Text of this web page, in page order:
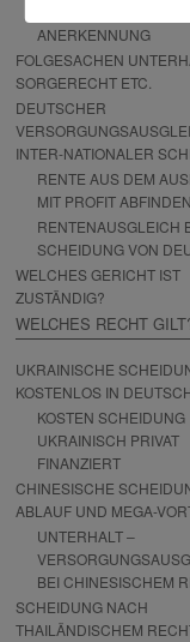
ANERKENNUNG
FOLGESACHEN
SORGERECHT ETC.
DEUTSCHER
INTER-NATIONALER
RENTE AUS DEM
MIT PROFIT
RENTENAUSGLEICH
SCHEIDUNG VON
WELCHES GERICHT IST
ZUSTÄNDIG?
WELCHES RECHT
UKRAINISCHE
KOSTENLOS IN
KOSTEN SCHEIDUNG
UKRAINISCH PRIVAT
FINANZIERT
CHINESISCHE
ABLAUF UND MEGA-
UNTERHALT –
BEI CHINESISCHEM
SCHEIDUNG NACH
THAILÄNDISCHEM